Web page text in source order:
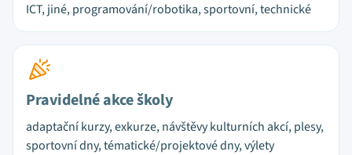
ICT, jiné, programování/robotika, sportovní, technické
Pravidelné akce školy
adaptační kurzy, exkurze, návštěvy kulturních akcí, plesy,
sportovní dny, tématické/projektové dny, výlety